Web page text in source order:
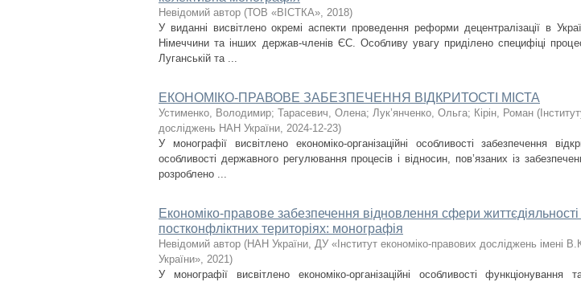
Невідомий автор (ТОВ «ВІСТКА», 2018)
У виданні висвітлено окремі аспекти проведення реформи децентралізації в
Німеччини та інших держав-членів ЄС. Особливу увагу приділено специфіці
Луганській та ...
ЕКОНОМІКО-ПРАВОВЕ ЗАБЕЗПЕЧЕННЯ ВІДКРИТОСТІ МІСТА
Устименко, Володимир; Тарасевич, Олена; Лук’янченко, Ольга; Кірін, Роман (
досліджень НАН України, 2024-12-23)
У монографії висвітлено економіко-організаційні особливості забезпечення
особливості державного регулювання процесів і відносин, пов’язаних із
розроблено ...
Економіко-правове забезпечення відновлення сфери життєдіяльності
постконфліктних територіях: монографія
Невідомий автор (НАН України, ДУ «Інститут економіко-правових досліджень імені
України», 2021)
У монографії висвітлено економіко-організаційні особливості функціонування